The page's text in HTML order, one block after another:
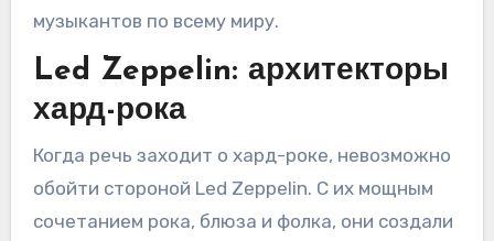
музыкантов по всему миру.
Led Zeppelin: архитекторы
хард-рока
Когда речь заходит о хард-роке, невозможно
обойти стороной Led Zeppelin. С их мощным
сочетанием рока, блюза и фолка, они создали